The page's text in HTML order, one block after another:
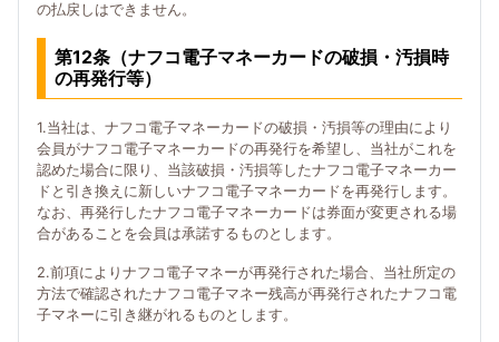
の払戻しはできません。
第12条（ナフコ電子マネーカードの破損・汚損時
の再発行等）
1.当社は、ナフコ電子マネーカードの破損・汚損等の理由により
会員がナフコ電子マネーカードの再発行を希望し、当社がこれを
認めた場合に限り、当該破損・汚損等したナフコ電子マネーカー
ドと引き換えに新しいナフコ電子マネーカードを再発行します。
なお、再発行したナフコ電子マネーカードは券面が変更される場
合があることを会員は承諾するものとします。
2.前項によりナフコ電子マネーが再発行された場合、当社所定の
方法で確認されたナフコ電子マネー残高が再発行されたナフコ電
子マネーに引き継がれるものとします。